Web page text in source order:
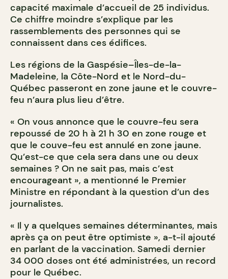
capacité maximale d’accueil de 25 individus.
Ce chiffre moindre s’explique par les
rassemblements des personnes qui se
connaissent dans ces édifices.
Les régions de la Gaspésie–Îles-de-la-
Madeleine, la Côte-Nord et le Nord-du-
Québec passeront en zone jaune et le couvre-
feu n’aura plus lieu d’être.
« On vous annonce que le couvre-feu sera
repoussé de 20 h à 21 h 30 en zone rouge et
que le couve-feu est annulé en zone jaune.
Qu’est-ce que cela sera dans une ou deux
semaines ? On ne sait pas, mais c’est
encourageant », a mentionné le Premier
Ministre en répondant à la question d’un des
journalistes.
« Il y a quelques semaines déterminantes, mais
après ça on peut être optimiste », a-t-il ajouté
en parlant de la vaccination. Samedi dernier
34 000 doses ont été administrées, un record
pour le Québec.